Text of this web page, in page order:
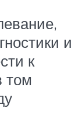
и
к
том